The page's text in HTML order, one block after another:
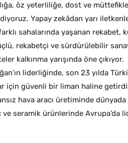
öz yeterliliğe, dost ve
Yapay zekâdan yarı
sahalarında yaşanan rekabet,
rekabetçi ve sürdürülebilir
kalkınma yarışında öne çıkıyor.
liderliğinde, son 23 yılda
için güvenli bir liman haline
hava aracı üretiminde
seramik ürünlerinde Avrupa’da